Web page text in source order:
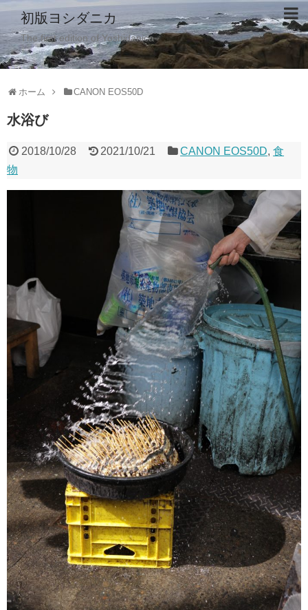
初版ヨシダニカ
The first edition of Yoshidanica
ホーム CANON EOS50D
水浴び
2018/10/28 2021/10/21 CANON EOS50D,食
物